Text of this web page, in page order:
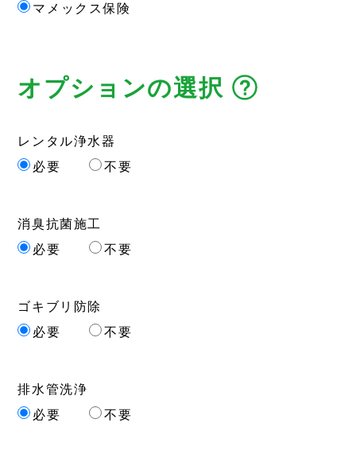
マメックス保険
オプションの選択
レンタル浄水器
必要
不要
消臭抗菌施工
必要
不要
ゴキブリ防除
必要
不要
排水管洗浄
必要
不要